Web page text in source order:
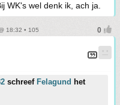
WK's wel denk ik, ach ja.
18:32 • 105
schreef Felagund het